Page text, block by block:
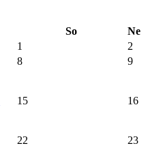
So
Ne
1
2
8 9
15 16
22 23